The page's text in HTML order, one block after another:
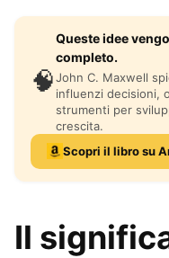
🧠
Queste idee
completo.
John C. Maxwell
influenzi decisioni,
strumenti per
crescita.
Scopri il libro su
Il